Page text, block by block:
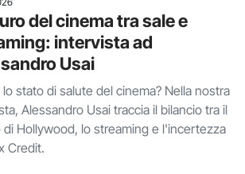
del cinema tra sale e
intervista ad
Usai
lo stato di salute del cinema? Nella nostra
Alessandro Usai traccia il bilancio tra il
di Hollywood, lo streaming e l'incertezza
Credit.